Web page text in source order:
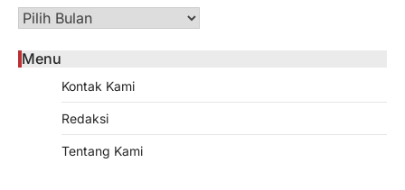
Arsip
Menu
Kontak Kami
Redaksi
Tentang Kami